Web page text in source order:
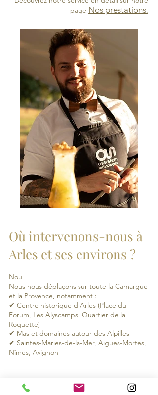
page Nos prestations.
Où intervenons-nous à
Arles et ses environs ?
Nou
Nous nous déplaçons sur toute la Camargue
et la Provence, notamment :
✔ Centre historique d’Arles (Place du
Forum, Les Alyscamps, Quartier de la
Roquette)
✔ Mas et domaines autour des Alpilles
✔ Saintes-Maries-de-la-Mer, Aigues-Mortes,
Nîmes, Avignon
région,
contactez-nouspour voir comment